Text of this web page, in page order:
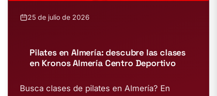
25 de julio de 2026
Pilates en Almería: descubre las clases
en Kronos Almería Centro Deportivo
Busca clases de pilates en Almería? En